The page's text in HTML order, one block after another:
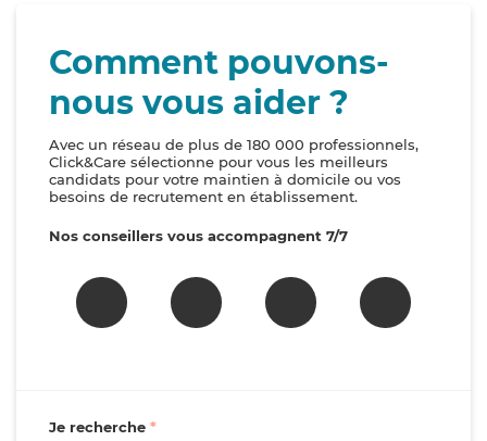
Comment pouvons-
nous vous aider ?
Avec un réseau de plus de 180 000 professionnels,
Click&Care sélectionne pour vous les meilleurs
candidats pour votre maintien à domicile ou vos
besoins de recrutement en établissement.
Nos conseillers vous accompagnent 7/7
Je recherche